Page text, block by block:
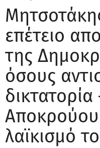
επέτειο
της
όσους
δικτατορία
λαϊκισμό